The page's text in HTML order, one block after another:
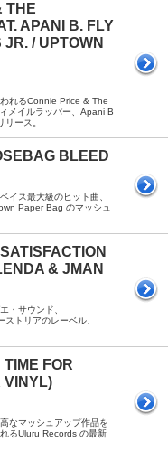
THE
APANI B. FLY
/ UPTOWN
れるConnie Price & The
メイルラッパー、Apani B
ース。
BLEED
イス最大級のヒット曲、
Paper Bag のマッシュ
& JMAN
・サウンド、
トリアのレーベル、
FOR
VINYL)
なマッシュアップ作品を
るUluru Records の最新